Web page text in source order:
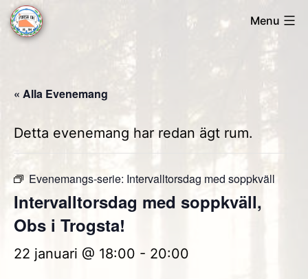
Skip
to
Menu
« Alla Evenemang
Detta evenemang har redan ägt rum.
Evenemangs-serie: Intervalltorsdag med soppkväll
Intervalltorsdag med soppkväll,
Obs i Trogsta!
22 januari @ 18:00 - 20:00